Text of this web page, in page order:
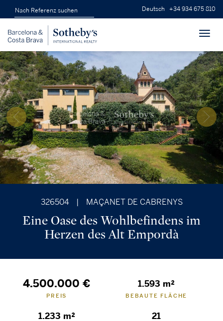
Deutsch +34 934 675 810
326504 MAÇANET DE CABRENYS
Eine Oase des Wohlbefindens im
Herzen des Alt Empordà
4.500.000 €
PREIS
1.593 m²
BEBAUTE FLÄCHE
1.233 m² 21